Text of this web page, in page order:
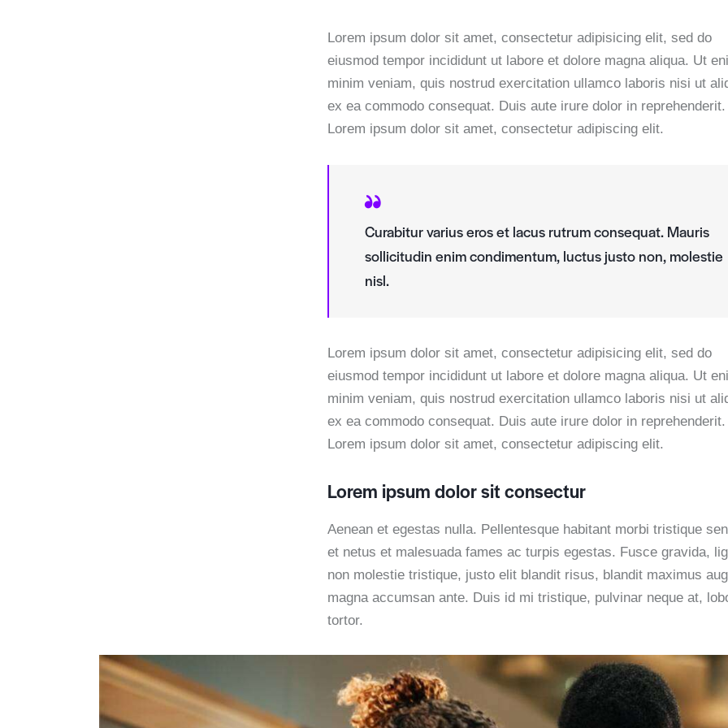
Lorem ipsum dolor sit amet, consectetur adipisicing elit, sed do
eiusmod tempor incididunt ut labore et dolore magna aliqua. Ut
minim veniam, quis nostrud exercitation ullamco laboris nisi ut
ex ea commodo consequat. Duis aute irure dolor in reprehenderit.
Lorem ipsum dolor sit amet, consectetur adipiscing elit.
Curabitur varius eros et lacus rutrum consequat. Mauris
sollicitudin enim condimentum, luctus justo non, molestie
nisl.
Lorem ipsum dolor sit amet, consectetur adipisicing elit, sed do
eiusmod tempor incididunt ut labore et dolore magna aliqua. Ut
minim veniam, quis nostrud exercitation ullamco laboris nisi ut
ex ea commodo consequat. Duis aute irure dolor in reprehenderit.
Lorem ipsum dolor sit amet, consectetur adipiscing elit.
Lorem ipsum dolor sit consectur
Aenean et egestas nulla. Pellentesque habitant morbi tristique
et netus et malesuada fames ac turpis egestas. Fusce gravida,
non molestie tristique, justo elit blandit risus, blandit maximus
magna accumsan ante. Duis id mi tristique, pulvinar neque at,
tortor.